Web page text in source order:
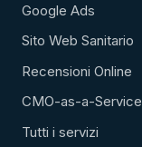
Google Ads
Sito Web Sanitario
Recensioni Online
CMO-as-a-Service
Tutti i servizi